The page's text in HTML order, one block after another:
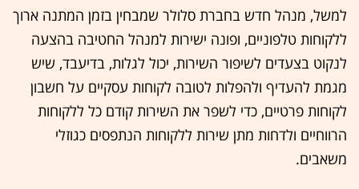
למשל, מנהל חדש בחברת סלולר שמבחין בזמן המתנה ארוך
ללקוחות טלפוניים, ופונה ישירות למנהל החטיבה בהצעה
לנקוט בצעדים לשיפור השירות, יכול לגלות, בדיעבד, שיש
מגמת להעדיף ולהפלות לטובה לקוחות עסקיים על חשבון
לקוחות פרטיים, כדי לשפר את השירות קודם כל ללקוחות
הרווחיים ולדחות מתן שירות ללקוחות הנתפסים כגוזלי
משאבים.